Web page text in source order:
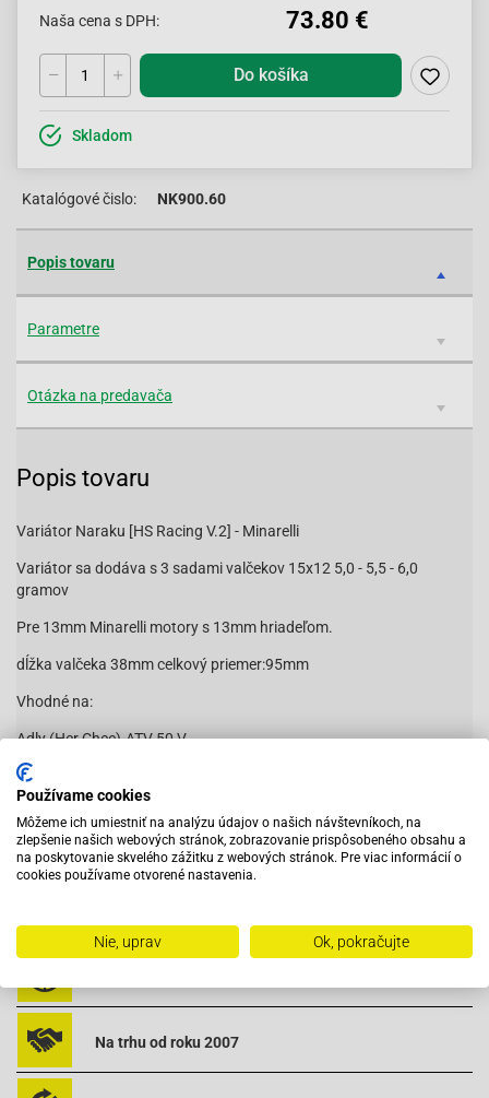
Naša cena s DPH: 73.80 €
Do košíka
Skladom
Katalógové čislo: NK900.60
Popis tovaru
Parametre
Otázka na predavača
Popis tovaru
Variátor Naraku [HS Racing V.2] - Minarelli
Variátor sa dodáva s 3 sadami valčekov 15x12 5,0 - 5,5 - 6,0
gramov
Pre 13mm Minarelli motory s 13mm hriadeľom.
dĺžka valčeka 38mm celkový priemer:95mm
Vhodné na:
Adly (Her Chee)-ATV 50 V
Adly (Her Chee)-Silver Fox
Adly (Her Chee)-TB 50 (Thunder Bike)
Aeon-Cobra 50
Aeon-Minikolt 50
Aeon-Revo 50
Aprilia-Amico 50 (93-)
Aprilia-Amico 50 GL
Aprilia-Area 51
Aprilia-Gulliver 50 AC
Aprilia-Gulliver 50 LC
Aprilia-Rally 50 AC
Na trhu od roku 2007
Používame cookies
Môžeme ich umiestniť na analýzu údajov o našich návštevníkoch, na
zlepšenie našich webových stránok, zobrazovanie prispôsobeného obsahu a
na poskytovanie skvelého zážitku z webových stránok. Pre viac informácií o
cookies používame otvorené nastavenia.
Nie, uprav Ok, pokračujte